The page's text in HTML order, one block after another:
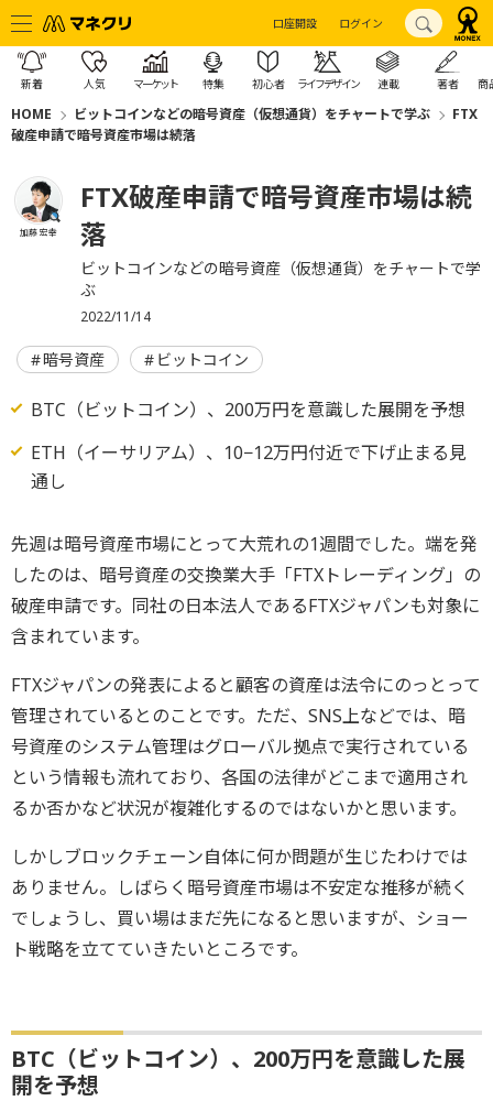
口座開設 ログイン
新着 人気 マーケット 特集 初心者 ライフデザイン 連載 著者 商
HOME ビットコインなどの暗号資産（仮想通貨）をチャートで学ぶ
FTX
破産申請で暗号資産市場は続落
加藤 宏幸
FTX破産申請で暗号資産市場は続
落
ビットコインなどの暗号資産（仮想通貨）をチャートで学
ぶ
2022/11/14
暗号資産 ビットコイン
BTC（ビットコイン）、200万円を意識した展開を予想
ETH（イーサリアム）、10−12万円付近で下げ止まる見
通し
先週は暗号資産市場にとって大荒れの1週間でした。端を発
したのは、暗号資産の交換業大手「FTXトレーディング」の
破産申請です。同社の日本法人であるFTXジャパンも対象に
含まれています。
FTXジャパンの発表によると顧客の資産は法令にのっとって
管理されているとのことです。ただ、SNS上などでは、暗
号資産のシステム管理はグローバル拠点で実行されている
という情報も流れており、各国の法律がどこまで適用され
るか否かなど状況が複雑化するのではないかと思います。
しかしブロックチェーン自体に何か問題が生じたわけでは
ありません。しばらく暗号資産市場は不安定な推移が続く
でしょうし、買い場はまだ先になると思いますが、ショー
ト戦略を立てていきたいところです。
BTC（ビットコイン）、200万円を意識した展
開を予想